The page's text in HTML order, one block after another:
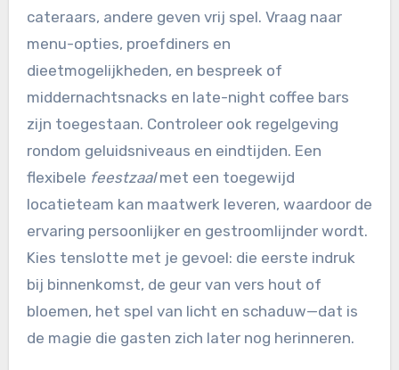
cateraars, andere geven vrij spel. Vraag naar
menu-opties, proefdiners en
dieetmogelijkheden, en bespreek of
middernachtsnacks en late-night coffee bars
zijn toegestaan. Controleer ook regelgeving
rondom geluidsniveaus en eindtijden. Een
flexibele feestzaalmet een toegewijd
locatieteam kan maatwerk leveren, waardoor de
ervaring persoonlijker en gestroomlijnder wordt.
Kies tenslotte met je gevoel: die eerste indruk
bij binnenkomst, de geur van vers hout of
bloemen, het spel van licht en schaduw—dat is
de magie die gasten zich later nog herinneren.